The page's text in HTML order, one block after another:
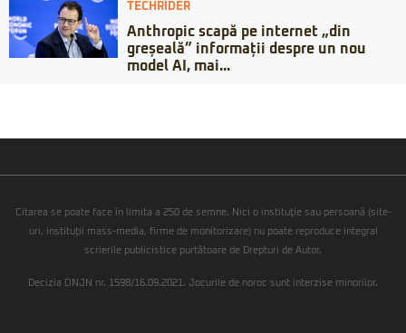
TECHRIDER
Anthropic scapă pe internet „din
greșeală” informații despre un nou
model AI, mai...
Citarea se poate face în limita a 250 de semne. Nici o instituţie sau persoană (site-
uri, instituţii mass-media, firme de monitorizare) nu poate reproduce integral
scrierile publicistice purtătoare de Drepturi de Autor.
Decizia ONJN nr. 1598/16.09.2021. Jocurile de noroc sunt interzise minorilor.